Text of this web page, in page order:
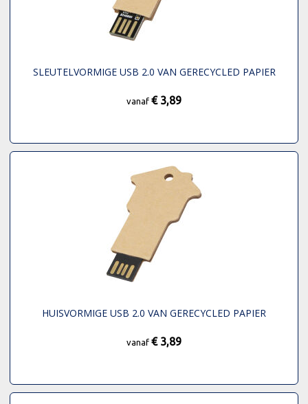
SLEUTELVORMIGE USB 2.0 VAN GERECYCLED PAPIER
vanaf € 3,89
HUISVORMIGE USB 2.0 VAN GERECYCLED PAPIER
vanaf € 3,89